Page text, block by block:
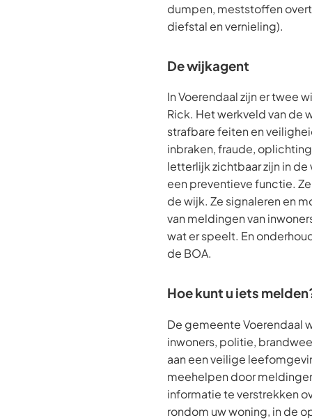
dumpen, meststoffen
diefstal en vernieling).
De wijkagent
In Voerendaal zijn er twee
Rick. Het werkveld van de
strafbare feiten en
inbraken, fraude,
letterlijk zichtbaar zijn in
een preventieve functie.
de wijk. Ze signaleren en
van meldingen van
wat er speelt. En
de BOA.
Hoe kunt u iets
De gemeente Voerendaal
inwoners, politie,
aan een veilige
meehelpen door
informatie te verstrekken
rondom uw woning, in de